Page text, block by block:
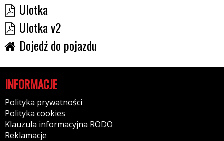
Ulotka
Ulotka v2
Dojedź do pojazdu
INFORMACJE
Polityka prywatności
Polityka cookies
Klauzula informacyjna RODO
Reklamacje